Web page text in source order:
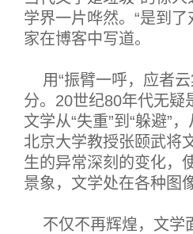
学界一片哗然。“是到
家在博客中写道。
用“振臂一呼，应者云
分。20世纪80年代无疑
文学从“失重”到“躲避”
北京大学教授张颐武将
生的异常深刻的变化，
景象，文学处在各种图
不仅不再辉煌，文学